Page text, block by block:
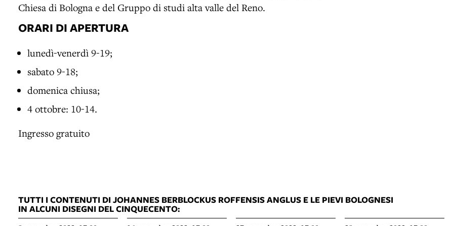
Chiesa di Bologna e del Gruppo di studi alta valle del Reno.
ORARI DI APERTURA
lunedì-venerdì 9-19;
sabato 9-18;
domenica chiusa;
4 ottobre: 10-14.
Ingresso gratuito
TUTTI I CONTENUTI DI JOHANNES BERBLOCKUS ROFFENSIS ANGLUS E LE PIEVI BOLOGNESI
IN ALCUNI DISEGNI DEL CINQUECENTO: